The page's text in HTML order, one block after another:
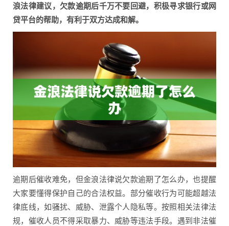
浪法律建议，欠款逾期后千万不要回避，积极寻求银行或网
贷平台的帮助，有利于双方达成和解。
逾期后催收难免，但金浪法律说欠款逾期了怎么办，也提醒
大家要懂得保护自己的合法权益。部分催收行为可能超越法
律底线，如骚扰、威胁、泄露个人隐私等。按照相关法律法
规，催收人员不得采取暴力、威胁等违法手段。遇到非法催